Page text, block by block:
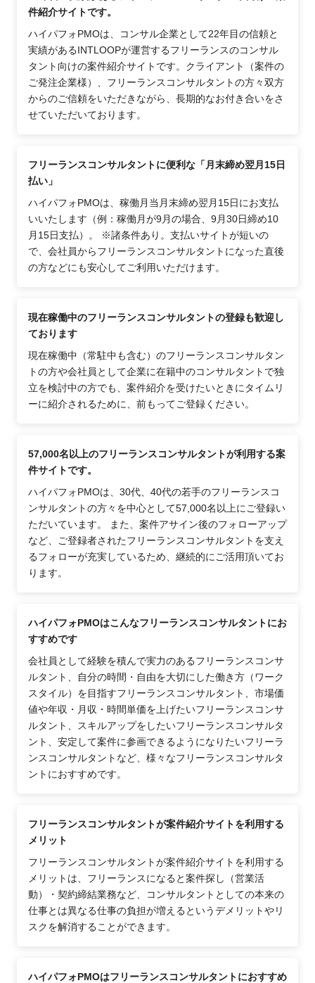
件紹介サイトです。
ハイパフォPMOは、コンサル企業として22年目の信頼と
実績があるINTLOOPが運営するフリーランスのコンサル
タント向けの案件紹介サイトです。クライアント（案件の
ご発注企業様）、フリーランスコンサルタントの方々双方
からのご信頼をいただきながら、長期的なお付き合いをさ
せていただいております。
フリーランスコンサルタントに便利な「月末締め翌月15日
払い」
ハイパフォPMOは、稼働月当月末締め翌月15日にお支払
いいたします（例：稼働月が9月の場合、9月30日締め10
月15日支払）。 ※諸条件あり。支払いサイトが短いの
で、会社員からフリーランスコンサルタントになった直後
の方などにも安心してご利用いただけます。
現在稼働中のフリーランスコンサルタントの登録も歓迎し
ております
現在稼働中（常駐中も含む）のフリーランスコンサルタン
トの方や会社員として企業に在籍中のコンサルタントで独
立を検討中の方でも、案件紹介を受けたいときにタイムリ
ーに紹介されるために、前もってご登録ください。
57,000名以上のフリーランスコンサルタントが利用する案
件サイトです。
ハイパフォPMOは、30代、40代の若手のフリーランスコ
ンサルタントの方々を中心として57,000名以上にご登録い
ただいています。 また、案件アサイン後のフォローアップ
など、ご登録者されたフリーランスコンサルタントを支え
るフォローが充実しているため、継続的にご活用頂いてお
ります。
ハイパフォPMOはこんなフリーランスコンサルタントにお
すすめです
会社員として経験を積んで実力のあるフリーランスコンサ
ルタント、自分の時間・自由を大切にした働き方（ワーク
スタイル）を目指すフリーランスコンサルタント、市場価
値や年収・月収・時間単価を上げたいフリーランスコンサ
ルタント、スキルアップをしたいフリーランスコンサルタ
ント、安定して案件に参画できるようになりたいフリーラ
ンスコンサルタントなど、様々なフリーランスコンサルタ
ントにおすすめです。
フリーランスコンサルタントが案件紹介サイトを利用する
メリット
フリーランスコンサルタントが案件紹介サイトを利用する
メリットは、フリーランスになると案件探し（営業活
動）・契約締結業務など、コンサルタントとしての本来の
仕事とは異なる仕事の負担が増えるというデメリットやリ
スクを解消することができます。
ハイパフォPMOはフリーランスコンサルタントにおすすめ